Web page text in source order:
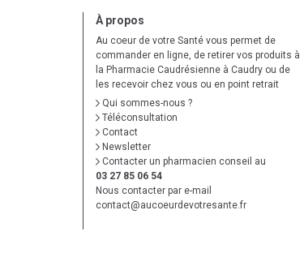
À propos
Au coeur de votre Santé vous permet de
commander en ligne, de retirer vos produits à
la Pharmacie Caudrésienne à Caudry ou de
les recevoir chez vous ou en point retrait
Qui sommes-nous ?
Téléconsultation
Contact
Newsletter
Contacter un pharmacien conseil au
03 27 85 06 54
Nous contacter par e-mail
contact@aucoeurdevotresante.fr